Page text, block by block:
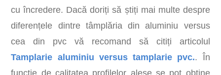
cu încredere. Dacă doriți să știți mai multe despre
diferențele dintre tâmplăria din aluminiu versus
cea din pvc vă recomand să citiți articolul
Tamplarie aluminiu versus tamplarie pvc.. În